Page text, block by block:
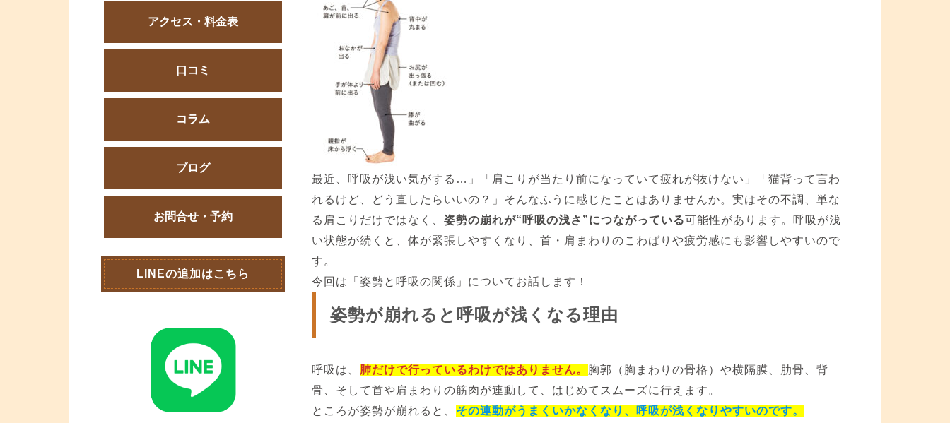
最近、呼吸が浅い気がする…」「肩こりが当たり前になっていて疲れが抜けない」「猫背って言わ
れるけど、どう直したらいいの？」そんなふうに感じたことはありませんか。実はその不調、単な
る肩こりだけではなく、 姿勢の崩れが“呼吸の浅さ”につながっている可能性があります。呼吸が浅
い状態が続くと、体が緊張しやすくなり、首・肩まわりのこわばりや疲労感にも影響しやすいので
す。
今回は「姿勢と呼吸の関係」についてお話します！
姿勢が崩れると呼吸が浅くなる理由
呼吸は、 肺だけで行っているわけではありません。
胸郭（胸まわりの骨格）や横隔膜、肋骨、背
骨、そして首や肩まわりの筋肉が連動して、はじめてスムーズに行えます。
ところが姿勢が崩れると、 その連動がうまくいかなくなり、呼吸が浅くなりやすいのです。
アクセス・料金表
口コミ
コラム
ブログ
お問合せ・予約
LINEの追加はこちら